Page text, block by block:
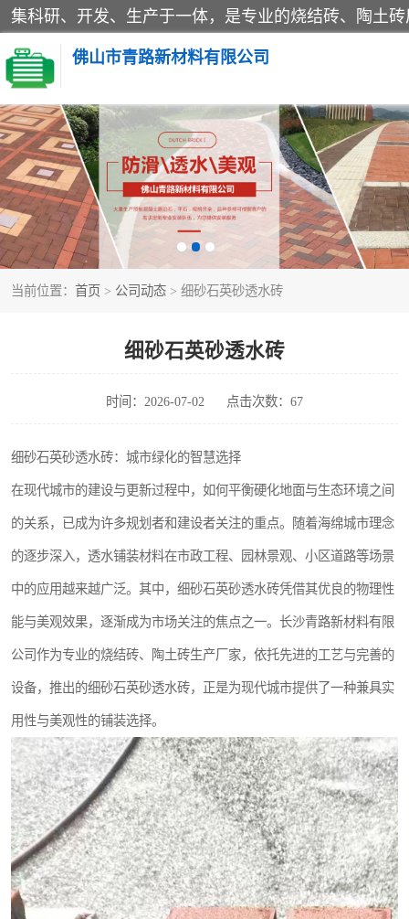
佛山市青路新材料有限公司
当前位置： 首页 > 公司动态 > 细砂石英砂透水砖
细砂石英砂透水砖
时间：2026-07-02 点击次数：67
细砂石英砂透水砖：城市绿化的智慧选择
在现代城市的建设与更新过程中，如何平衡硬化地面与生态环境之间
的关系，已成为许多规划者和建设者关注的重点。随着海绵城市理念
的逐步深入，透水铺装材料在市政工程、园林景观、小区道路等场景
中的应用越来越广泛。其中，细砂石英砂透水砖凭借其优良的物理性
能与美观效果，逐渐成为市场关注的焦点之一。长沙青路新材料有限
公司作为专业的烧结砖、陶土砖生产厂家，依托先进的工艺与完善的
设备，推出的细砂石英砂透水砖，正是为现代城市提供了一种兼具实
用性与美观性的铺装选择。